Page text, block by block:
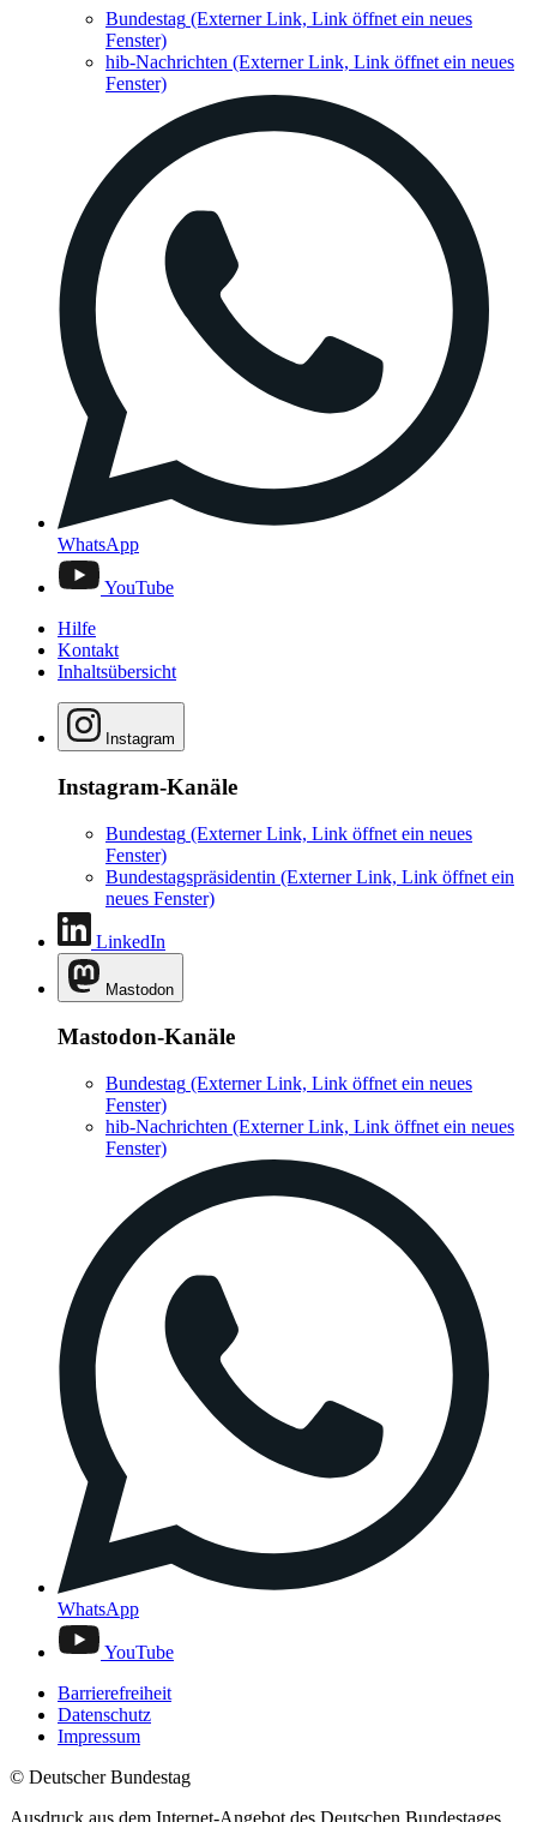
Bundestag (Externer Link, Link öffnet ein neues
Fenster)
hib-Nachrichten (Externer Link, Link öffnet ein neues
Fenster)
WhatsApp
YouTube
Hilfe
Kontakt
Inhaltsübersicht
Instagram
Instagram-Kanäle
Bundestag (Externer Link, Link öffnet ein neues
Fenster)
Bundestagspräsidentin (Externer Link, Link öffnet ein
neues Fenster)
LinkedIn
Mastodon
Mastodon-Kanäle
Bundestag (Externer Link, Link öffnet ein neues
Fenster)
hib-Nachrichten (Externer Link, Link öffnet ein neues
Fenster)
WhatsApp
YouTube
Barrierefreiheit
Datenschutz
Impressum
© Deutscher Bundestag
Ausdruck aus dem Internet-Angebot des Deutschen Bundestages